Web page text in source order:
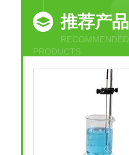
推荐产品
RECOMMENDED
PRODUCTS